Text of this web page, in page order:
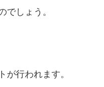
でしょう。
が行われます。